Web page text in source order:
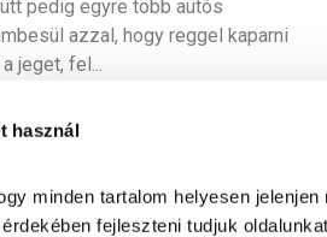
használ
minden tartalom helyesen
fejleszteni tudjuk
pedig egyre több autós
azzal, hogy reggel kaparni
jeget, fel...